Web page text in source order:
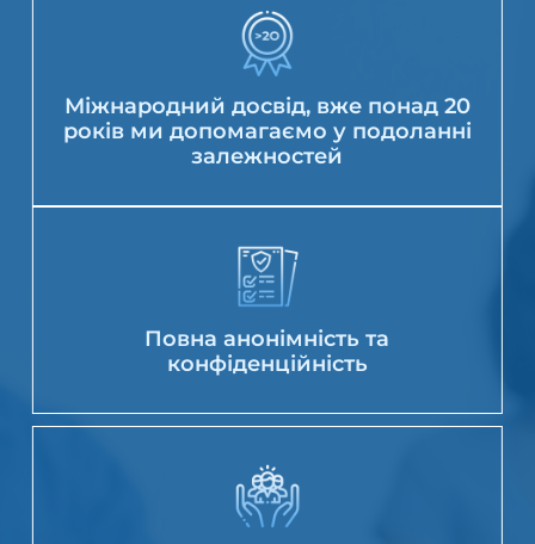
Міжнародний досвід, вже понад 20
років ми допомагаємо у подоланні
залежностей
Повна анонімність та
конфіденційність